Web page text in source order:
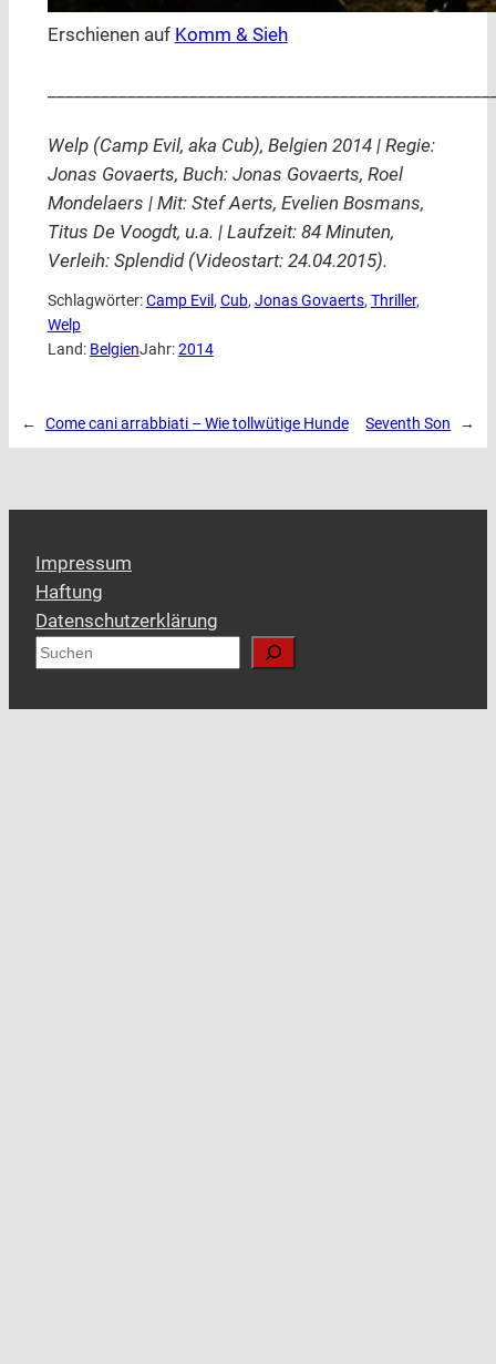
Erschienen auf Komm & Sieh
Welp (Camp Evil, aka Cub), Belgien 2014 | Regie:
Jonas Govaerts, Buch: Jonas Govaerts, Roel
Mondelaers | Mit: Stef Aerts, Evelien Bosmans,
Titus De Voogdt, u.a. | Laufzeit: 84 Minuten,
Verleih: Splendid (Videostart: 24.04.2015).
Schlagwörter:Camp Evil , Cub, Jonas Govaerts, Thriller
Welp
Land: BelgienJahr:2014
← Come cani arrabbiati – Wie tollwütige Hunde Seventh Son →
Impressum
Haftung
Datenschutzerklärung
S
c